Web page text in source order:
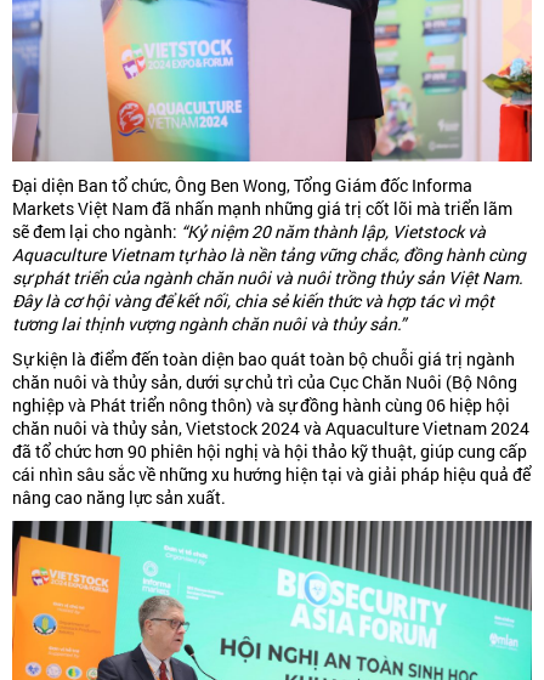
Đại diện Ban tổ chức, Ông Ben Wong, Tổng Giám đốc Informa
Markets Việt Nam đã nhấn mạnh những giá trị cốt lõi mà triển lãm
sẽ đem lại cho ngành: “Kỷ niệm 20 năm thành lập, Vietstock và
Aquaculture Vietnam tự hào là nền tảng vững chắc, đồng hành cùng
sự phát triển của ngành chăn nuôi và nuôi trồng thủy sản Việt Nam.
Đây là cơ hội vàng để kết nối, chia sẻ kiến thức và hợp tác vì một
tương lai thịnh vượng ngành chăn nuôi và thủy sản.”
Sự kiện là điểm đến toàn diện bao quát toàn bộ chuỗi giá trị ngành
chăn nuôi và thủy sản, dưới sự chủ trì của Cục Chăn Nuôi (Bộ Nông
nghiệp và Phát triển nông thôn) và sự đồng hành cùng 06 hiệp hội
chăn nuôi và thủy sản, Vietstock 2024 và Aquaculture Vietnam 2024
đã tổ chức hơn 90 phiên hội nghị và hội thảo kỹ thuật, giúp cung cấp
cái nhìn sâu sắc về những xu hướng hiện tại và giải pháp hiệu quả để
nâng cao năng lực sản xuất.